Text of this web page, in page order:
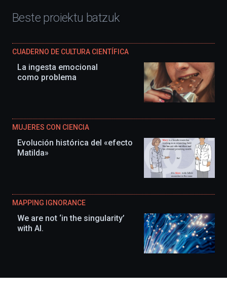
Beste proiektu batzuk
CUADERNO DE CULTURA CIENTÍFICA
La ingesta emocional
como problema
MUJERES CON CIENCIA
Evolución histórica del «efecto
Matilda»
MAPPING IGNORANCE
We are not ‘in the singularity’
with AI.